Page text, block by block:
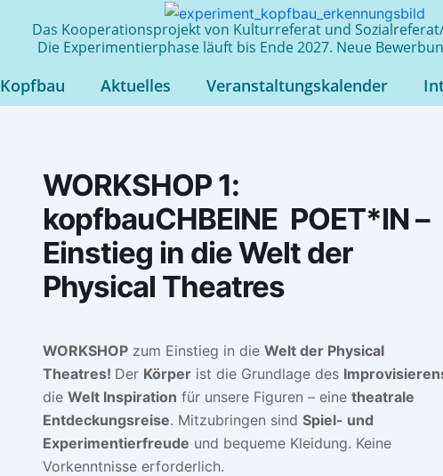
Das Kooperationsprojekt von Kulturreferat und
Die Experimentierphase läuft bis Ende 2027. Neue
Kopfbau Aktuelles Veranstaltungskalender
WORKSHOP 1:
kopfbauCHBEINE POET*IN –
Einstieg in die Welt der
Physical Theatres
WORKSHOPzum Einstieg in die Welt der Physical
Theatres! Der Körperist die Grundlage des
die Welt Inspiration für unsere Figuren – eine theatrale
Entdeckungsreise. Mitzubringen sind Spiel- und
Experimentierfreude und bequeme Kleidung. Keine
Vorkenntnisse erforderlich.